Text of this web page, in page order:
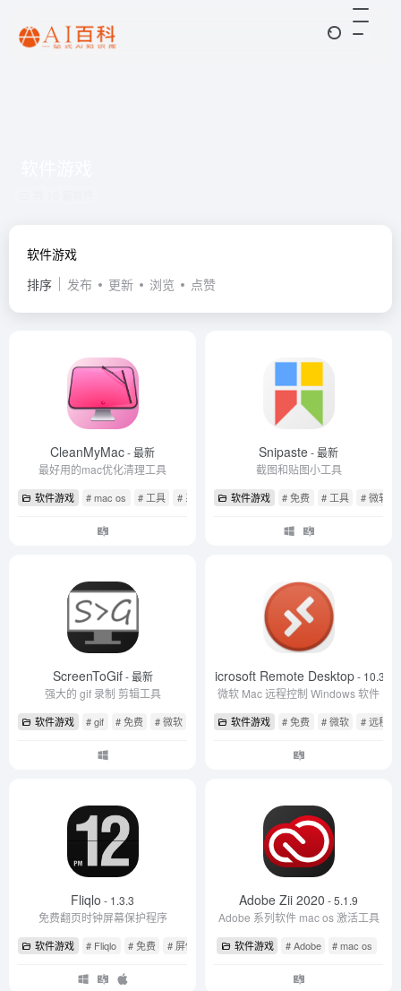
软件游戏
排序
发布 更新 浏览 点赞
CleanMyMac- 最新
最好用的mac优化清理工具
软件游戏 # mac os # 工具 # 系统优化
Snipaste- 最新
截图和贴图小工具
软件游戏 # 免费 # 工具 # 微软
ScreenToGif- 最新
强大的 gif 录制 剪辑工具
软件游戏 # gif # 免费 # 微软
Microsoft Remote Desktop- 10.3.9
微软 Mac 远程控制 Windows 软件
软件游戏 # 免费 # 微软 # 远程桌
Fliqlo - 1.3.3
免费翻页时钟屏幕保护程序
软件游戏 # Fliqlo # 免费 # 屏保
Adobe Zii 2020 - 5.1.9
Adobe 系列软件 mac os 激活工具
软件游戏 # Adobe # mac os